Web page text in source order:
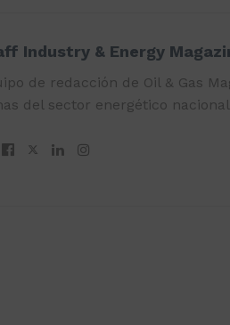
Industry & Energy
de redacción de Oil & Gas
del sector energético